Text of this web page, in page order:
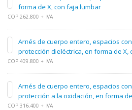
forma de X, con faja lumbar
COP 262.800 + IVA
Arnés de cuerpo entero, espacios
protección dieléctrica, en forma de X,
COP 409.800 + IVA
Arnés de cuerpo entero, espacios
protección a la oxidación, en forma
COP 316.400 + IVA